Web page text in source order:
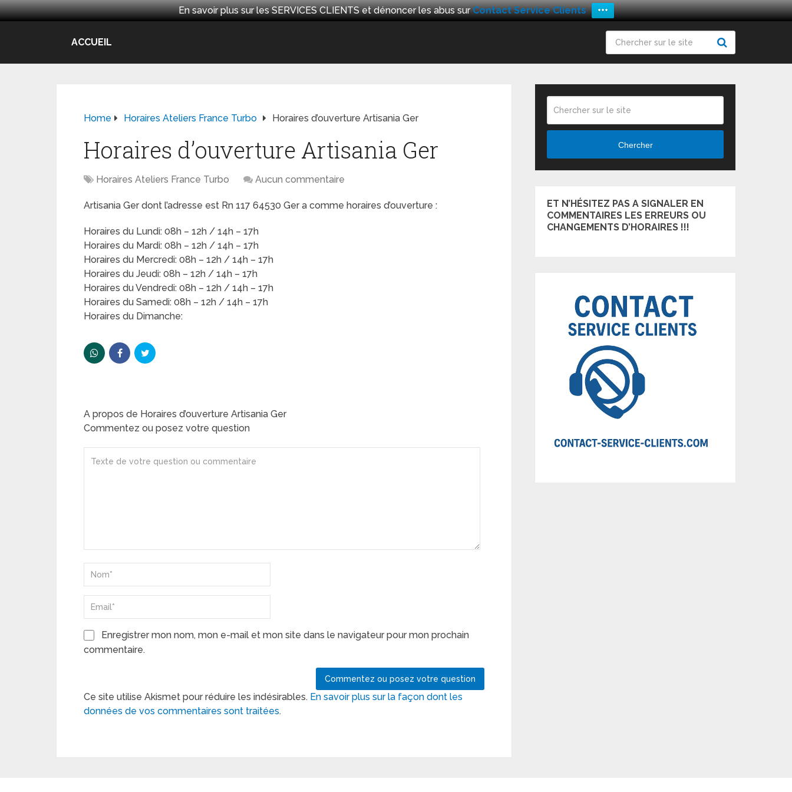
En savoir plus sur les SERVICES CLIENTS et dénoncer les abus surContact Service Clients +++
ACCUEIL
Home Horaires Ateliers France Turbo Horaires d’ouverture Artisania Ger
Horaires d’ouverture Artisania Ger
Horaires Ateliers France Turbo Aucun commentaire
Artisania Ger dont l’adresse est Rn 117 64530 Ger a comme horaires d’ouverture :
Horaires du Lundi: 08h – 12h / 14h – 17h
Horaires du Mardi: 08h – 12h / 14h – 17h
Horaires du Mercredi: 08h – 12h / 14h – 17h
Horaires du Jeudi: 08h – 12h / 14h – 17h
Horaires du Vendredi: 08h – 12h / 14h – 17h
Horaires du Samedi: 08h – 12h / 14h – 17h
Horaires du Dimanche:
A propos de Horaires d’ouverture Artisania Ger
Commentez ou posez votre question
Enregistrer mon nom, mon e-mail et mon site dans le navigateur pour mon prochain
commentaire.
Ce site utilise Akismet pour réduire les indésirables. En savoir plus sur la façon dont les
données de vos commentaires sont traitées.
Chercher
ET N’HÉSITEZ PAS A SIGNALER EN
COMMENTAIRES LES ERREURS OU
CHANGEMENTS D’HORAIRES !!!